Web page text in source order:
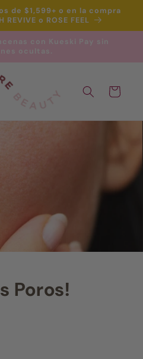
de $1,599+ o en la compra
REVIVE o ROSE FEEL
con Kueski Pay sin
ocultas.
Carrito
Poros!